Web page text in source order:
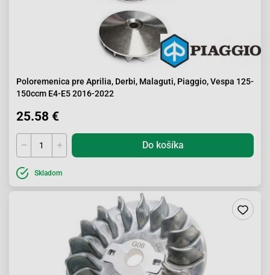
Poloremenica pre Aprilia, Derbi, Malaguti, Piaggio, Vespa 125-
150ccm E4-E5 2016-2022
25.58 €
Do košíka
Skladom